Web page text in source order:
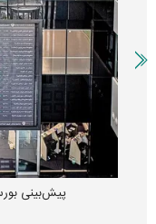
پیش‌بینی بورس امروز